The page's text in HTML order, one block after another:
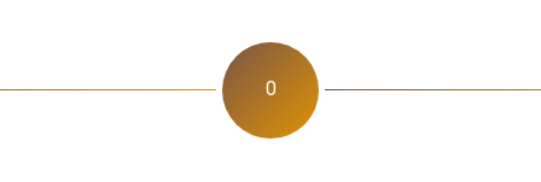
0